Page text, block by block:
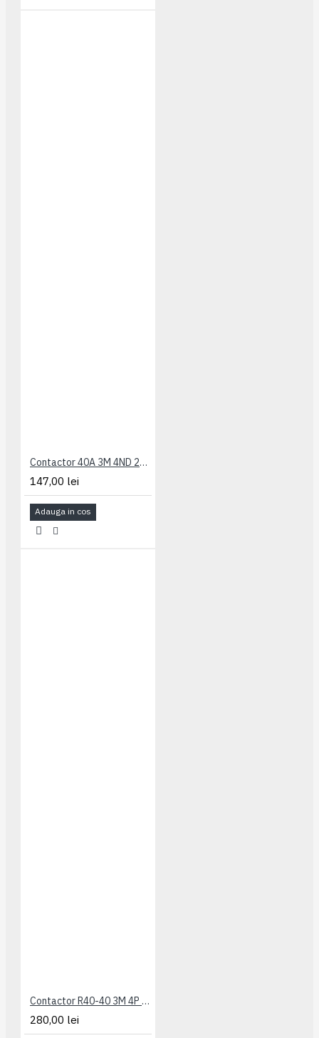
Contactor 40A 3M 4ND 230Vca Schrack
147,00 lei
Adauga in cos
Contactor R40-40 3M 4P TIP AC ETI
280,00 lei